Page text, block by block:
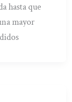
hasta que
mayor